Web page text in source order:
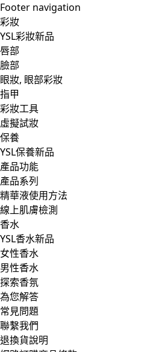
Footer navigation
彩妝
YSL彩妝新品
唇部
臉部
眼妝, 眼部彩妝
指甲
彩妝工具
虛擬試妝
保養
YSL保養新品
產品功能
產品系列
精華液使用方法
線上肌膚檢測
香水
YSL香水新品
女性香水
男性香水
探索香氛
為您解答
常見問題
聯繫我們
退換貨說明